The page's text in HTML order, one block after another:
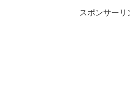
スポンサーリ